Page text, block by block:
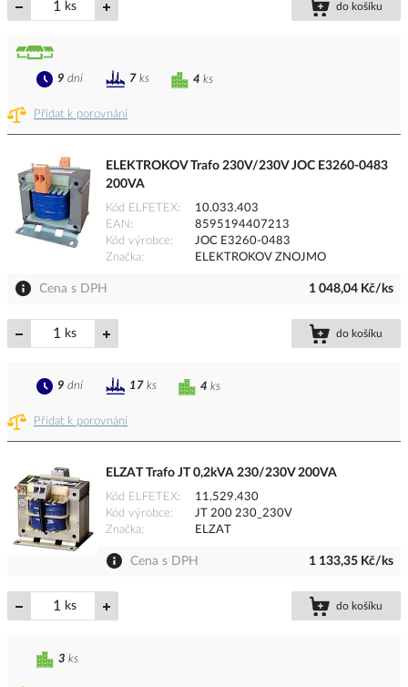
ks do košíku
Přidat k porovnání
4 ks
9 dní 7 ks
ELEKTROKOV Trafo 230V/230V JOC E3260-0483
200VA
Kód ELFETEX
10.033.403
EAN
8595194407213
Kód výrobce
JOC E3260-0483
Značka
ELEKTROKOV ZNOJMO
Cena s DPH 1 048,04 Kč/ks
ks do košíku
Přidat k porovnání
4 ks
9 dní 17 ks
ELZAT Trafo JT 0,2kVA 230/230V 200VA
Kód ELFETEX
11.529.430
Kód výrobce
JT 200 230_230V
Značka
ELZAT
Cena s DPH 1 133,35 Kč/ks
ks do košíku
3 ks